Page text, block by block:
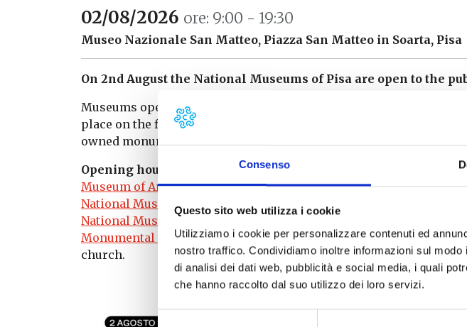
Consenso
Questo sito web utilizza i cookie
Utilizziamo i cookie per personalizzare contenuti ed
nostro traffico. Condividiamo inoltre informazioni sul
di analisi dei dati web, pubblicità e social media, i quali
che hanno raccolto dal suo utilizzo dei loro servizi.
Selezione
02/08/2026 ore: 9:00 - 19:30
Museo Nazionale San Matteo, Piazza San Matteo in Soarta, Pisa
On 2nd August the National Museums of Pisa are open to the
Museums open with free admission for the event ‘
place on the first Sunday of every month. On this day, there is no
owned monuments, museums, galleries, archaeological sites,
Opening hours
Museum of Ancient Ships of Pisa:14.00-19:30
National Museum of San Matteo
: 9:00–13:30
National Museum of Palazzo Reale:
Monumental Charterhouse of Calci:9.00–13.30 with free access to
church.